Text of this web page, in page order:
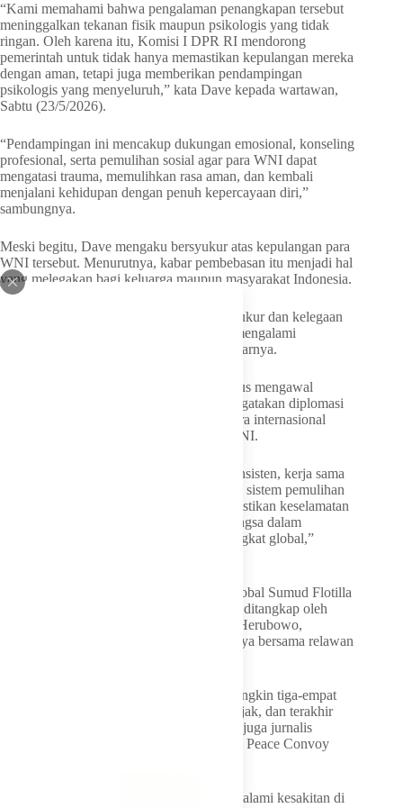
“Kami memahami bahwa pengalaman penangkapan tersebut
meninggalkan tekanan fisik maupun psikologis yang tidak
ringan. Oleh karena itu, Komisi I DPR RI mendorong
pemerintah untuk tidak hanya memastikan kepulangan mereka
dengan aman, tetapi juga memberikan pendampingan
psikologis yang menyeluruh,” kata Dave kepada wartawan,
Sabtu (23/5/2026).
“Pendampingan ini mencakup dukungan emosional, konseling
profesional, serta pemulihan sosial agar para WNI dapat
mengatasi trauma, memulihkan rasa aman, dan kembali
menjalani kehidupan dengan penuh kepercayaan diri,”
sambungnya.
Meski begitu, Dave mengaku bersyukur atas kepulangan para
WNI tersebut. Menurutnya, kabar pembebasan itu menjadi hal
yang melegakan bagi keluarga maupun masyarakat Indonesia.
“Komisi I DPR RI menyampaikan rasa syukur dan kelegaan
atas pembebasan WNI yang sebelumnya mengalami
penangkapan dalam misi kemanusiaan,” ujarnya.
Dave menegaskan Komisi I DPR akan terus mengawal
perlindungan WNI di luar negeri. Dia mengatakan diplomasi
yang konsisten dan kerja sama dengan mitra internasional
penting untuk memastikan keselamatan WNI.
“Kami percaya melalui diplomasi yang konsisten, kerja sama
dengan mitra internasional, serta dukungan sistem pemulihan
yang komprehensif, Indonesia dapat memastikan keselamatan
warganya sekaligus memperkuat peran bangsa dalam
menjunjung tinggi nilai kemanusiaan di tingkat global,”
Sebelumnya, sebanyak 9 WNI relawan Global Sumud Flotilla
2026 telah dibebaskan setelah sebelumnya ditangkap oleh
tentara Israel. Seorang relawan Rahendro Herubowo,
menceritakan momen mencekam saat dirinya bersama relawan
“Saya mengalami kekerasan ditendang mungkin tiga-empat
kali di bagian depan, di belakang saya diinjak, dan terakhir
disetrum,” kata Rahendro atau Heru, yang juga jurnalis
iNewsTV, dalam video singkat dari Global Peace Convoy
Heru mengaku sampai saat ini masih mengalami kesakitan di